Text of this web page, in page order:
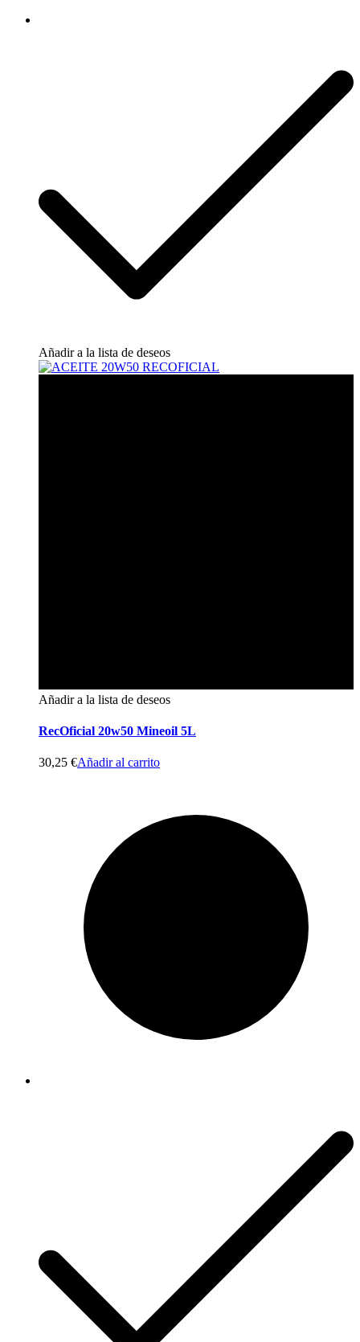
Añadir a la lista de deseos
Añadir a la lista de deseos
RecOficial 20w50 Mineoil 5L
30,25 €Añadir al carrito